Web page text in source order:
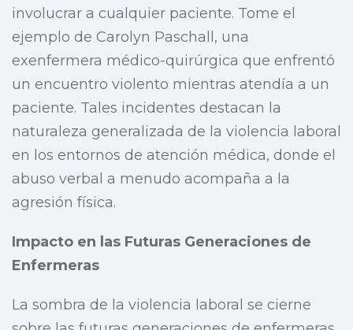
involucrar a cualquier paciente. Tome el
ejemplo de Carolyn Paschall, una
exenfermera médico-quirúrgica que enfrentó
un encuentro violento mientras atendía a un
paciente. Tales incidentes destacan la
naturaleza generalizada de la violencia laboral
en los entornos de atención médica, donde el
abuso verbal a menudo acompaña a la
agresión física.
Impacto en las Futuras Generaciones de
Enfermeras
La sombra de la violencia laboral se cierne